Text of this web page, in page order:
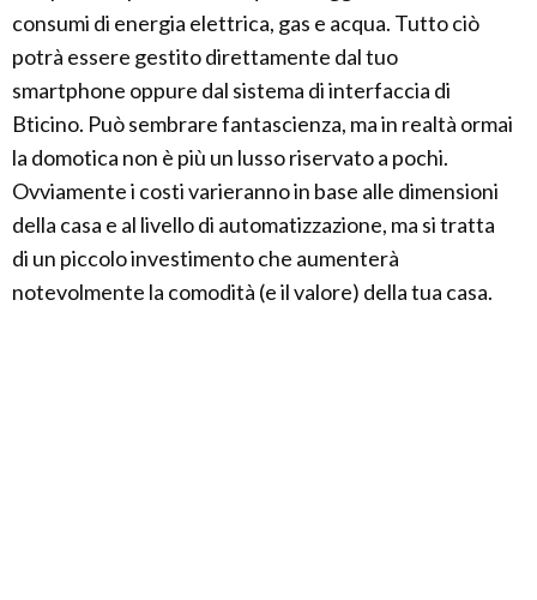
consumi di energia elettrica, gas e acqua. Tutto ciò
potrà essere gestito direttamente dal tuo
smartphone oppure dal sistema di interfaccia di
Bticino. Può sembrare fantascienza, ma in realtà ormai
la domotica non è più un lusso riservato a pochi.
Ovviamente i costi varieranno in base alle dimensioni
della casa e al livello di automatizzazione, ma si tratta
di un piccolo investimento che aumenterà
notevolmente la comodità (e il valore) della tua casa.